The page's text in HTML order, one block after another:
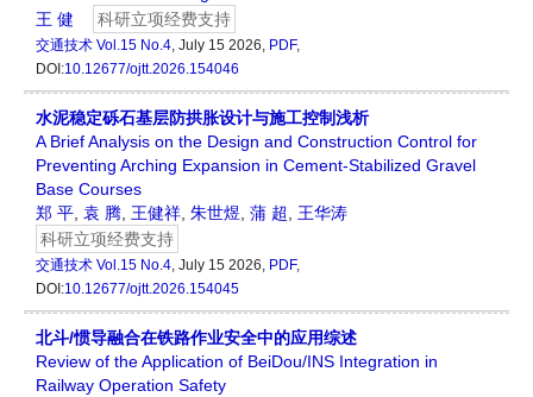
王 健
科研立项经费支持
交通技术 Vol.15 No.4, July 15 2026, PDF,
DOI:10.12677/ojtt.2026.154046
水泥稳定砾石基层防拱胀设计与施工控制浅析
A Brief Analysis on the Design and Construction Control for
Preventing Arching Expansion in Cement-Stabilized Gravel
Base Courses
郑 平, 袁 腾, 王健祥, 朱世煜, 蒲 超, 王华涛
科研立项经费支持
交通技术 Vol.15 No.4, July 15 2026, PDF,
DOI:10.12677/ojtt.2026.154045
北斗/惯导融合在铁路作业安全中的应用综述
Review of the Application of BeiDou/INS Integration in
Railway Operation Safety